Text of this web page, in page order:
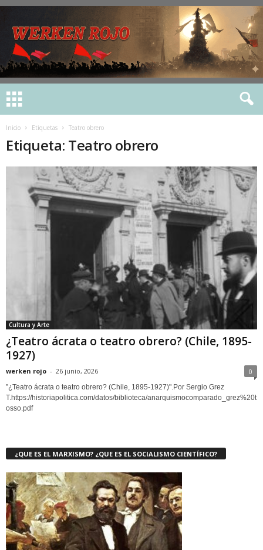
Inicio Etiquetas Teatro obrero
Etiqueta: Teatro obrero
Cultura y Arte
¿Teatro ácrata o teatro obrero? (Chile, 1895-
1927)
werken rojo - 26 junio, 2026 0
”¿Teatro ácrata o teatro obrero? (Chile, 1895-1927)".Por Sergio Grez
T.https://historiapolitica.com/datos/biblioteca/anarquismocomparado_grez%20t
osso.pdf
¿QUE ES EL MARXISMO? ¿QUE ES EL SOCIALISMO CIENTÍFICO?